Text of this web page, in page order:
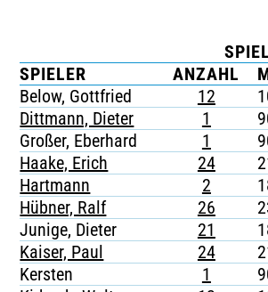
TICKETING
SPIELER
ANZAHL
Below, Gottfried
12
Dittmann, Dieter
1
Großer, Eberhard
1
Haake, Erich
24
Hartmann
2
Hübner, Ralf
26
Junige, Dieter
21
Kaiser, Paul
24
Kersten
1